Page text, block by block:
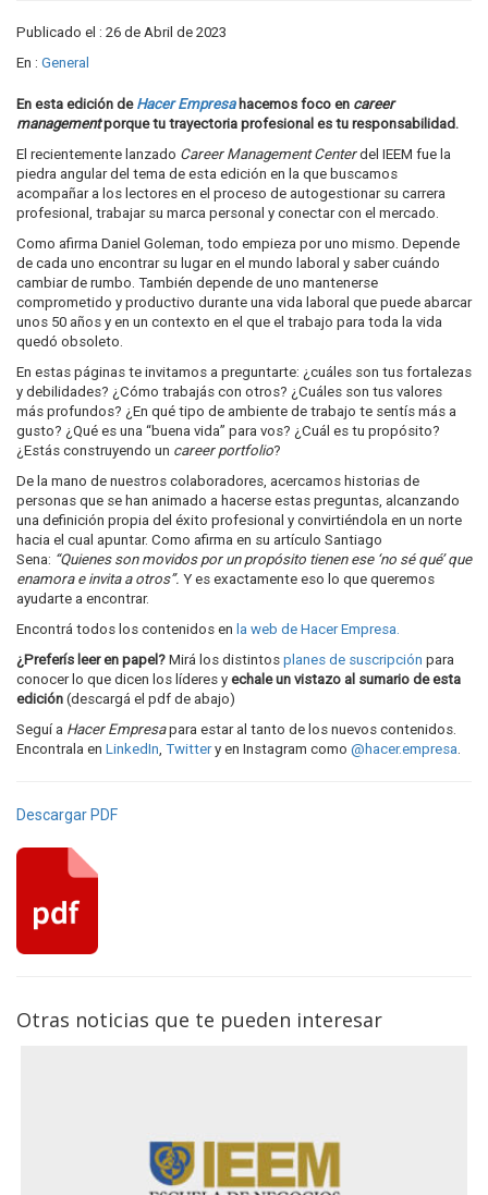
Publicado el : 26 de Abril de 2023
En : General
En esta edición de Hacer Empresa hacemos foco en career
managementporque tu trayectoria profesional es tu responsabilidad.
El recientemente lanzado Career Management Centerdel IEEM fue la
piedra angular del tema de esta edición en la que buscamos
acompañar a los lectores en el proceso de autogestionar su carrera
profesional, trabajar su marca personal y conectar con el mercado.
Como afirma Daniel Goleman, todo empieza por uno mismo. Depende
de cada uno encontrar su lugar en el mundo laboral y saber cuándo
cambiar de rumbo. También depende de uno mantenerse
comprometido y productivo durante una vida laboral que puede abarcar
unos 50 años y en un contexto en el que el trabajo para toda la vida
quedó obsoleto.
En estas páginas te invitamos a preguntarte: ¿cuáles son tus fortalezas
y debilidades? ¿Cómo trabajás con otros? ¿Cuáles son tus valores
más profundos? ¿En qué tipo de ambiente de trabajo te sentís más a
gusto? ¿Qué es una “buena vida” para vos? ¿Cuál es tu propósito?
¿Estás construyendo un career portfolio?
De la mano de nuestros colaboradores, acercamos historias de
personas que se han animado a hacerse estas preguntas, alcanzando
una definición propia del éxito profesional y convirtiéndola en un norte
hacia el cual apuntar. Como afirma en su artículo Santiago
Sena: “Quienes son movidos por un propósito tienen ese ‘no sé qué’ que
enamora e invita a otros”. Y es exactamente eso lo que queremos
ayudarte a encontrar.
Encontrá todos los contenidos en la web de Hacer Empresa.
¿Preferís leer en papel? Mirá los distintos planes de suscripción para
conocer lo que dicen los líderes y echale un vistazo al sumario de esta
edición (descargá el pdf de abajo)
Seguí a Hacer Empresapara estar al tanto de los nuevos contenidos.
Encontrala en LinkedIn, Twittery en Instagram como @hacer.empresa.
Descargar PDF
Otras noticias que te pueden interesar